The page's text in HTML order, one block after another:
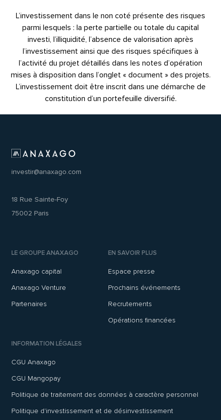
L’investissement dans le non coté présente des risques
parmi lesquels : la perte partielle ou totale du capital
investi, l’illiquidité, l’absence de valorisation après
l’investissement ainsi que des risques spécifiques à
l’activité du projet détaillés dans les notes d’opération
mises à disposition dans l’onglet « document » des projets.
L’investissement doit être inscrit dans une démarche de
constitution d’un portefeuille diversifié.
investir@anaxago.com
18 Rue Sainte-Foy
75002 Paris
LE GROUPE ANAXAGO
Anaxago capital
Anaxago Venture
Partenaires
EN SAVOIR PLUS
Espace presse
Prochains événements
Recrutements
Opérations financées
INFORMATION LÉGALES
CGU Anaxago
CGU Mangopay
Politique de traitement des données à caractère personnel
Politique d'investissement et de désinvestissement